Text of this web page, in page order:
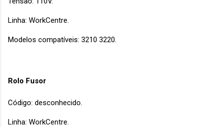
Linha: WorkCentre.
Modelos compatíveis: 3210 3220.
Rolo Fusor
Código: desconhecido.
Linha: WorkCentre.